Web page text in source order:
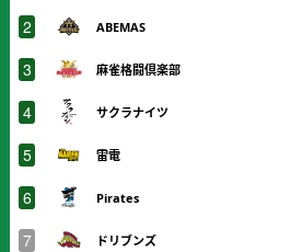
2 ABEMAS
3 麻雀格闘倶楽部
4 サクラナイツ
5 雷電
6 Pirates
7 ドリブンズ